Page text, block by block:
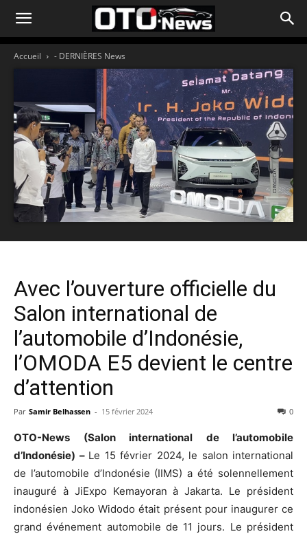
Accueil - DERNIÈRES News
Avec l’ouverture officielle du
Salon international de
l’automobile d’Indonésie,
l’OMODA E5 devient le centre
d’attention
Par Samir Belhassen - 15 février 2024 0
OTO-News (Salon international de l’automobile
d’Indonésie) – Le 15 février 2024, le salon international
de l’automobile d’Indonésie (IIMS) a été solennellement
inauguré à JiExpo Kemayoran à Jakarta. Le président
indonésien Joko Widodo était présent pour inaugurer ce
grand événement automobile de 11 jours. Le président